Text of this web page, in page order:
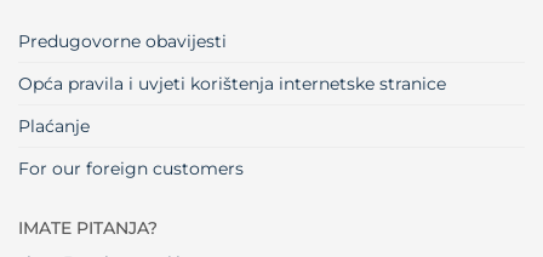
Predugovorne obavijesti
Opća pravila i uvjeti korištenja internetske stranice
Plaćanje
For our foreign customers
IMATE PITANJA?